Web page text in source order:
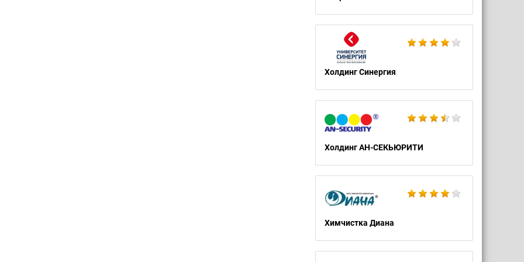
Холдинг Синергия
Холдинг АН-СЕКЬЮРИТИ
Химчистка Диана